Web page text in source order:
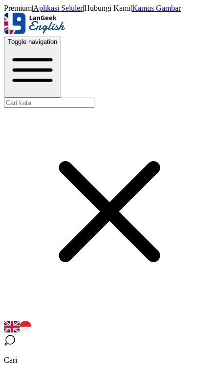
Premium|Aplikasi Seluler|Hubungi Kami|Kamus Gambar
Toggle navigation
Cari